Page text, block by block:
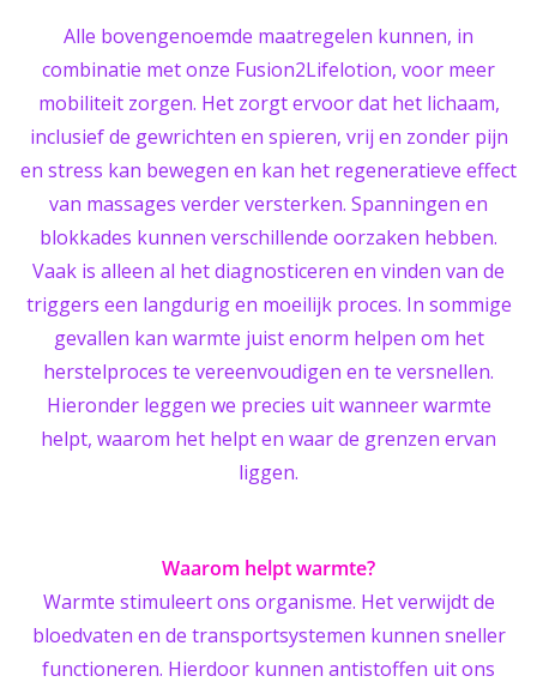
Alle bovengenoemde maatregelen kunnen, in
combinatie met onze Fusion2Lifelotion, voor meer
mobiliteit zorgen. Het zorgt ervoor dat het lichaam,
inclusief de gewrichten en spieren, vrij en zonder pijn
en stress kan bewegen en kan het regeneratieve effect
van massages verder versterken. Spanningen en
blokkades kunnen verschillende oorzaken hebben.
Vaak is alleen al het diagnosticeren en vinden van de
triggers een langdurig en moeilijk proces. In sommige
gevallen kan warmte juist enorm helpen om het
herstelproces te vereenvoudigen en te versnellen.
Hieronder leggen we precies uit wanneer warmte
helpt, waarom het helpt en waar de grenzen ervan
liggen.
Waarom helpt warmte?
Warmte stimuleert ons organisme. Het verwijdt de
bloedvaten en de transportsystemen kunnen sneller
functioneren. Hierdoor kunnen antistoffen uit ons